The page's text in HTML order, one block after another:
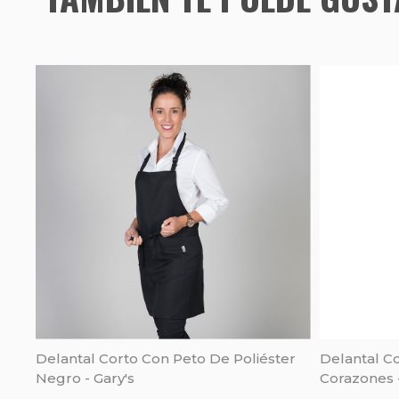
Delantal Corto Con Peto De Poliéster
Negro - Gary's
Delantal
Corazones